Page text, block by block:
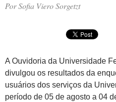
Por Sofia Viero Sorgetzt
A Ouvidoria da Universidade
divulgou os resultados da
usuários dos serviços da
período de 05 de agosto a 04